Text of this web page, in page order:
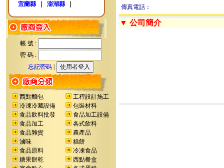
宜蘭縣
澎湖縣
帳 號 :
密 碼 :
忘記密碼
西點麵包
工程設計施工
冷凍冷藏設備
包裝材料
食品飲料批發
食品加工設備
食品加工
各式飲料
食品雜貨
農產品
滷味
糕餅
食品原料
冷凍食品
糖果餅乾
西點餐盒
傳真電話：
▼ 公司簡介